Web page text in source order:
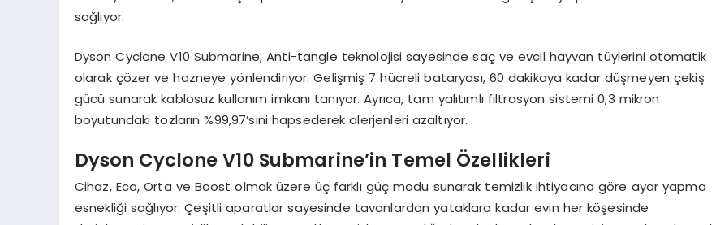
sağlıyor.
Dyson Cyclone V10 Submarine, Anti-tangle teknolojisi sayesinde saç ve evcil hayvan tüylerini otomatik
olarak çözer ve hazneye yönlendiriyor. Gelişmiş 7 hücreli bataryası, 60 dakikaya kadar düşmeyen çekiş
gücü sunarak kablosuz kullanım imkanı tanıyor. Ayrıca, tam yalıtımlı filtrasyon sistemi 0,3 mikron
boyutundaki tozların %99,97’sini hapsederek alerjenleri azaltıyor.
Dyson Cyclone V10 Submarine’in Temel Özellikleri
Cihaz, Eco, Orta ve Boost olmak üzere üç farklı güç modu sunarak temizlik ihtiyacına göre ayar yapma
esnekliği sağlıyor. Çeşitli aparatlar sayesinde tavanlardan yataklara kadar evin her köşesinde